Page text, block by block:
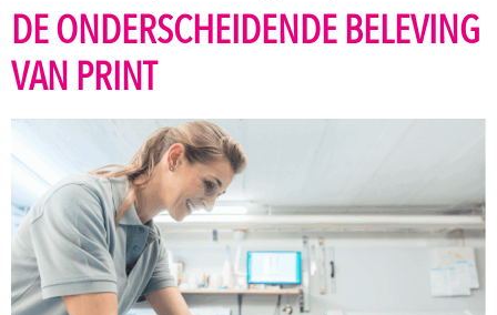
DE ONDERSCHEIDENDE BELEVING
VAN PRINT